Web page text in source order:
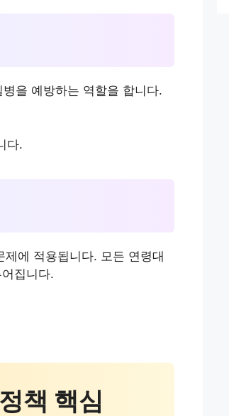
을 예방하는 역할을 합니다.
다.
에 적용됩니다. 모든 연령대
집니다.
책 핵심